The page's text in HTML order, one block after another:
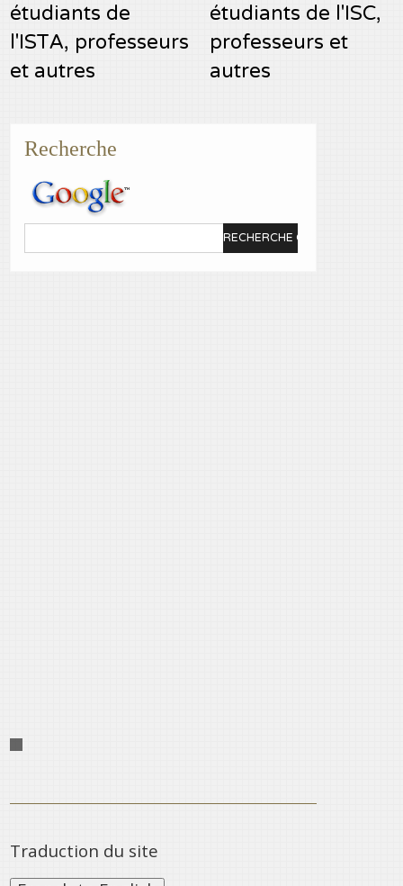
étudiants de
l'ISTA, professeurs
et autres
étudiants de l'ISC,
professeurs et
autres
Recherche
Traduction du site